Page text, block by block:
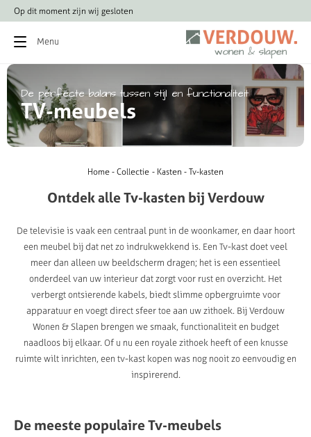
Op dit moment zijn wij gesloten
Menu
TV-meubels
De perfecte balans tussen stijl en functionaliteit
Home Collectie Kasten Tv-kasten
OntdekalleTv-kasten bij Verdouw
De televisie is vaak een centraal punt in de woonkamer, en daar hoort
een meubel bij dat net zo indrukwekkend is. Een Tv-kast doet veel
meer dan alleen uw beeldscherm dragen; het is een essentieel
onderdeel van uw interieur dat zorgt voor rust en overzicht. Het
verbergt ontsierende kabels, biedt slimme opbergruimte voor
apparatuur en voegt direct sfeer toe aan uw zithoek. Bij Verdouw
Wonen & Slapen brengen we smaak, functionaliteit en budget
naadloos bij elkaar. Of u nu een royale zithoek heeft of een knusse
ruimte wilt inrichten, een tv-kast kopen was nog nooit zo eenvoudig en
inspirerend.
De meeste populaireTv-meubels